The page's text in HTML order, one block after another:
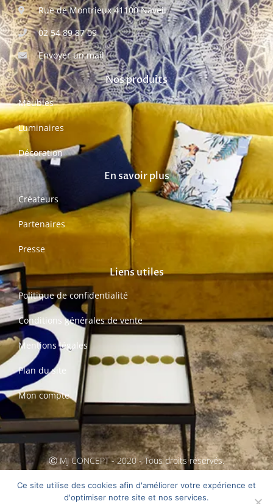
Rue de Montrieux 41100 Naveil
02 54 89 87 09
Envoyer un mail
Nos produits
Meubles
Luminaires
Décoration
En savoir plus
Créateurs
Partenaires
Presse
Liens utiles
Politique de confidentialité
Conditions générales de vente
Mentions légales
Plan du site
Mon compte
Ⓒ MJ CONCEPT - 2020 - Tous droits réservés.
Création MarCom'Conseils
Ce site utilise des cookies afin d'améliorer votre expérience et
d'optimiser notre site et nos services.